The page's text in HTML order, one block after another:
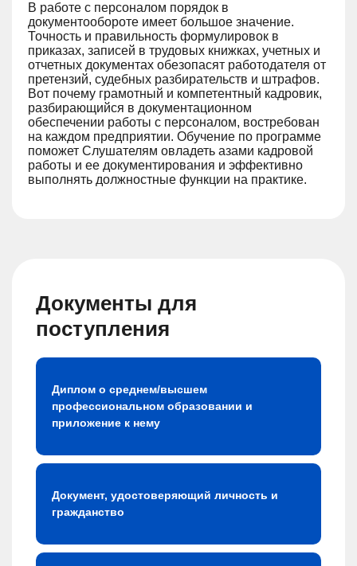
В работе с персоналом порядок в
документообороте имеет большое значение.
Точность и правильность формулировок в
приказах, записей в трудовых книжках, учетных и
отчетных документах обезопасят работодателя от
претензий, судебных разбирательств и штрафов.
Вот почему грамотный и компетентный кадровик,
разбирающийся в документационном
обеспечении работы с персоналом, востребован
на каждом предприятии. Обучение по программе
поможет Слушателям овладеть азами кадровой
работы и ее документирования и эффективно
выполнять должностные функции на практике.
Документы для
поступления
Диплом о среднем/высшем
профессиональном образовании и
приложение к нему
Документ, удостоверяющий личность и
гражданство